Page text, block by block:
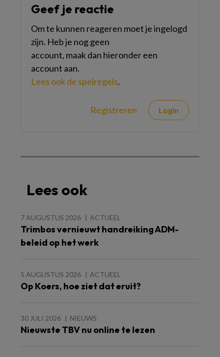
Geef je reactie
Om te kunnen reageren moet je ingelogd
zijn. Heb je nog geen
account, maak dan hieronder een
account aan.
Lees ook de spelregels.
Registreren Login
Lees ook
7 AUGUSTUS 2026 ACTUEEL
Trimbos vernieuwt handreiking ADM-
beleid op het werk
5 AUGUSTUS 2026 ACTUEEL
Op Koers, hoe ziet dat eruit?
30 JULI 2026 NIEUWS
Nieuwste TBV nu online te lezen